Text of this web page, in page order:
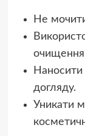
Не
очищення
догляду.
Уникати